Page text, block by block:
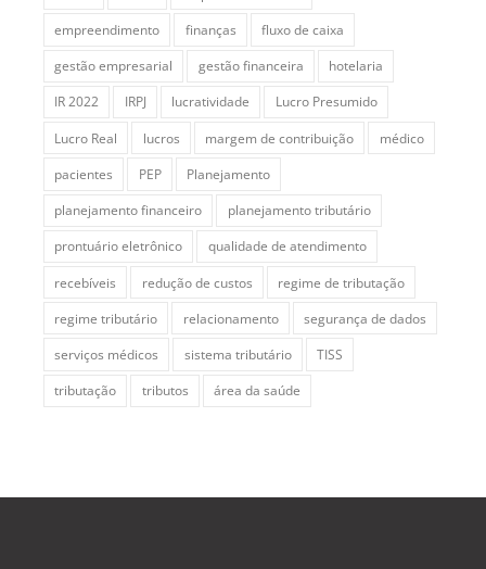
empreendimento
finanças
fluxo de caixa
gestão empresarial
gestão financeira
hotelaria
IR 2022
IRPJ lucratividade
Lucro Presumido
Lucro Real
lucros margem de contribuição
médico
pacientes
PEP
Planejamento
planejamento financeiro
planejamento tributário
prontuário eletrônico
qualidade de atendimento
recebíveis
redução de custos
regime de tributação
regime tributário
relacionamento
segurança de dados
serviços médicos
sistema tributário
TISS
tributação
tributos área da saúde